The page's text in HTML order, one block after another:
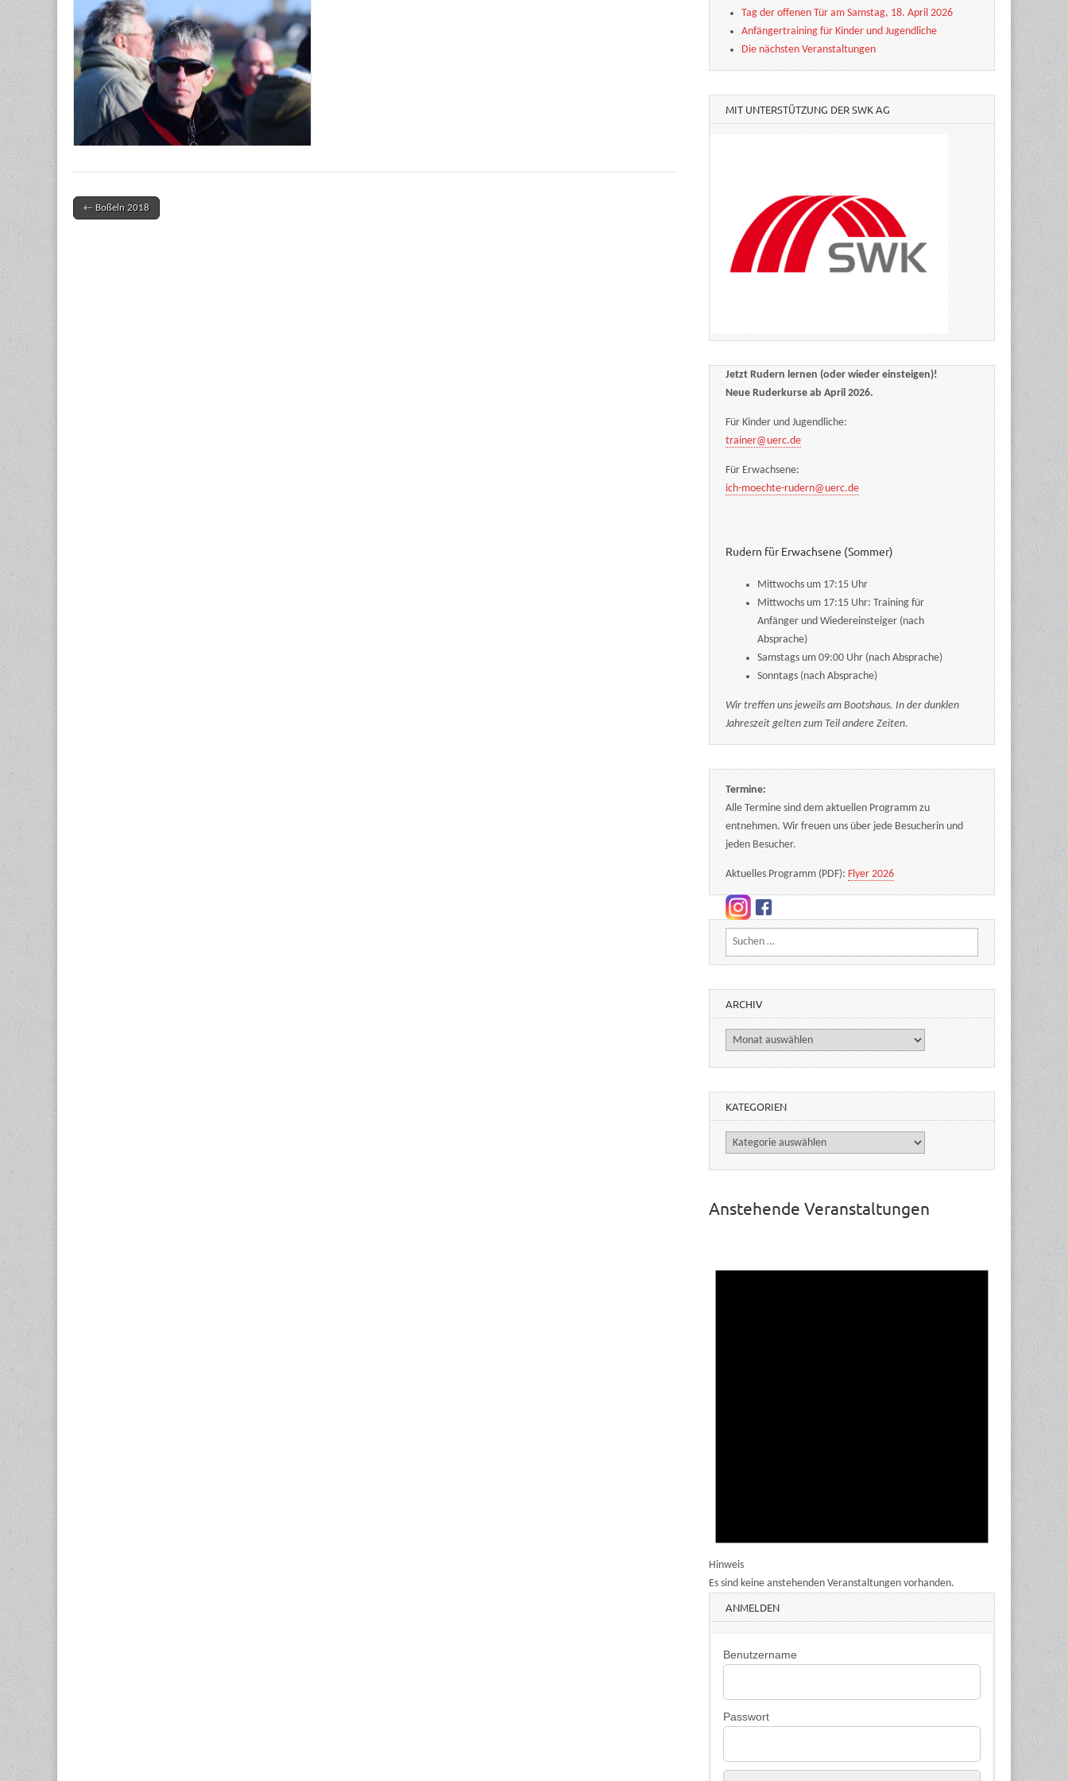
Post navigation
← Boßeln 2018
Tag der offenen Tür am Samstag, 18. April 2026
Anfängertraining für Kinder und Jugendliche
Die nächsten Veranstaltungen
MIT UNTERSTÜTZUNG DER SWK AG
Jetzt Rudern lernen (oder wieder einsteigen)!
Neue Ruderkurse ab April 2026.
Für Kinder und Jugendliche:
trainer@uerc.de
Für Erwachsene:
ich-moechte-rudern@uerc.de
Rudern für Erwachsene (Sommer)
Mittwochs um 17:15 Uhr
Mittwochs um 17:15 Uhr: Training für
Anfänger und Wiedereinsteiger (nach
Absprache)
Samstags um 09:00 Uhr (nach Absprache)
Sonntags (nach Absprache)
Wir treffen uns jeweils am Bootshaus. In der dunklen
Jahreszeit gelten zum Teil andere Zeiten.
Termine:
Alle Termine sind dem aktuellen Programm zu
entnehmen. Wir freuen uns über jede Besucherin und
jeden Besucher.
Aktuelles Programm (PDF):Flyer 2026
Suchen nach:
ARCHIV
Archiv
KATEGORIEN
Kategorien
Anstehende Veranstaltungen
Hinweis
Es sind keine anstehenden Veranstaltungen vorhanden.
ANMELDEN
Benutzername
Passwort